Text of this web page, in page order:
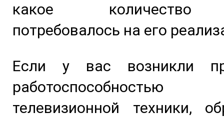
какое количество
потребовалось на его
Если у вас возникли
телевизионной техники,